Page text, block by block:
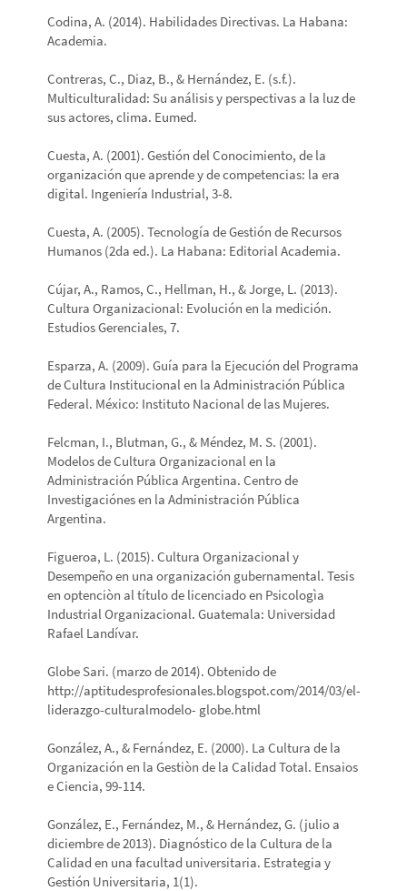
Codina, A. (2014). Habilidades Directivas. La Habana:
Academia.
Contreras, C., Diaz, B., & Hernández, E. (s.f.).
Multiculturalidad: Su análisis y perspectivas a la luz de
sus actores, clima. Eumed.
Cuesta, A. (2001). Gestión del Conocimiento, de la
organización que aprende y de competencias: la era
digital. Ingeniería Industrial, 3-8.
Cuesta, A. (2005). Tecnología de Gestión de Recursos
Humanos (2da ed.). La Habana: Editorial Academia.
Cújar, A., Ramos, C., Hellman, H., & Jorge, L. (2013).
Cultura Organizacional: Evolución en la medición.
Estudios Gerenciales, 7.
Esparza, A. (2009). Guía para la Ejecución del Programa
de Cultura Institucional en la Administración Pública
Federal. México: Instituto Nacional de las Mujeres.
Felcman, I., Blutman, G., & Méndez, M. S. (2001).
Modelos de Cultura Organizacional en la
Administración Pública Argentina. Centro de
Investigaciónes en la Administración Pública
Argentina.
Figueroa, L. (2015). Cultura Organizacional y
Desempeño en una organización gubernamental. Tesis
en optenciòn al título de licenciado en Psicologìa
Industrial Organizacional. Guatemala: Universidad
Rafael Landívar.
Globe Sari. (marzo de 2014). Obtenido de
http://aptitudesprofesionales.blogspot.com/2014/03/el-
liderazgo-culturalmodelo- globe.html
González, A., & Fernández, E. (2000). La Cultura de la
Organización en la Gestiòn de la Calidad Total. Ensaios
e Ciencia, 99-114.
González, E., Fernández, M., & Hernández, G. (julio a
diciembre de 2013). Diagnóstico de la Cultura de la
Calidad en una facultad universitaria. Estrategia y
Gestión Universitaria, 1(1).